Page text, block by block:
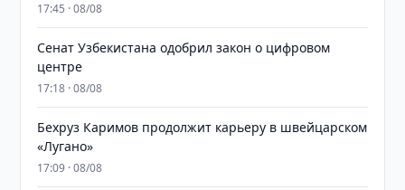
17:45 · 08/08
Сенат Узбекистана одобрил закон о цифровом
центре
17:18 · 08/08
Бехруз Каримов продолжит карьеру в швейцарском
«Лугано»
17:09 · 08/08